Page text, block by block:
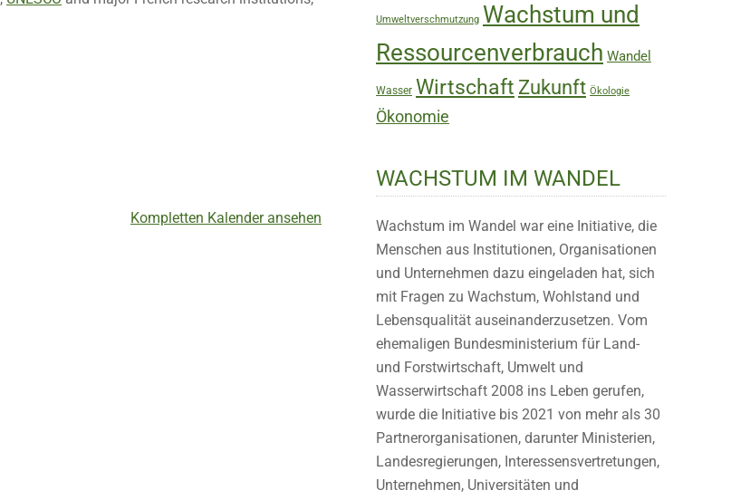
Kompletten Kalender ansehen
Umweltverschmutzung Wachstum und
Ressourcenverbrauch Wandel
Wasser Wirtschaft Zukunft Ökologie
Ökonomie
WACHSTUM IM WANDEL
Wachstum im Wandel war eine Initiative, die
Menschen aus Institutionen, Organisationen
und Unternehmen dazu eingeladen hat, sich
mit Fragen zu Wachstum, Wohlstand und
Lebensqualität auseinanderzusetzen. Vom
ehemaligen Bundesministerium für Land-
und Forstwirtschaft, Umwelt und
Wasserwirtschaft 2008 ins Leben gerufen,
wurde die Initiative bis 2021 von mehr als 30
Partnerorganisationen, darunter Ministerien,
Landesregierungen, Interessensvertretungen,
Unternehmen, Universitäten und